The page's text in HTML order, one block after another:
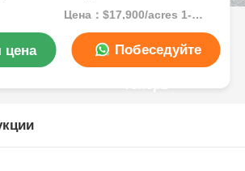
и заправки
Цена：$17,900/acres 1-49 acres
цена Побеседуйте